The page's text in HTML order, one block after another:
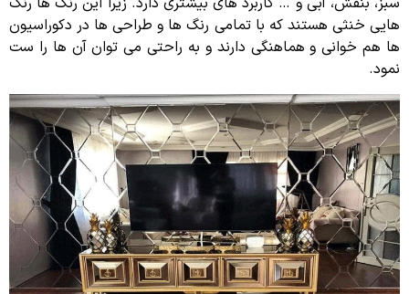
هایی خنثی هستند که با تمامی رنگ ها و طراحی ها در دکوراسیون
ها هم خوانی و هماهنگی دارند و به راحتی می توان آن ها را ست
نمود.